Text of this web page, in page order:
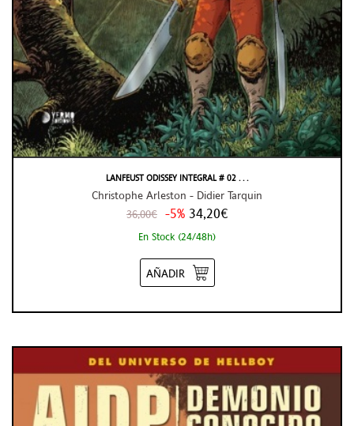
LANFEUST ODISSEY INTEGRAL # 02 . . .
Christophe Arleston - Didier Tarquin
36,00€ -5% 34,20€
En Stock (24/48h)
AÑADIR